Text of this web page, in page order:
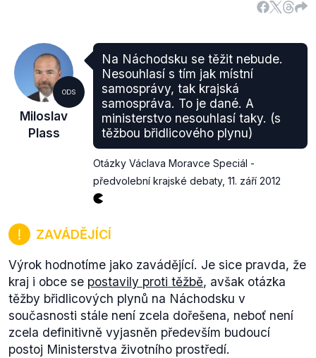
ODS
Miloslav
Plass
Na Náchodsku se těžit nebude.
Nesouhlasí s tím jak místní
samosprávy, tak krajská
samospráva. To je dané. A
ministerstvo nesouhlasí taky. (s
těžbou břidlicového plynu)
Otázky Václava Moravce Speciál -
předvolební krajské debaty, 11. září 2012
ZAVÁDĚJÍCÍ
Výrok hodnotíme jako zavádějící. Je sice pravda, že
kraj i obce se postavily proti těžbě, avšak otázka
těžby břidlicových plynů na Náchodsku v
současnosti stále není zcela dořešena, neboť není
zcela definitivně vyjasněn především budoucí
postoj Ministerstva životního prostředí.